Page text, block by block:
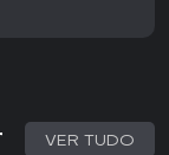
VER TUDO